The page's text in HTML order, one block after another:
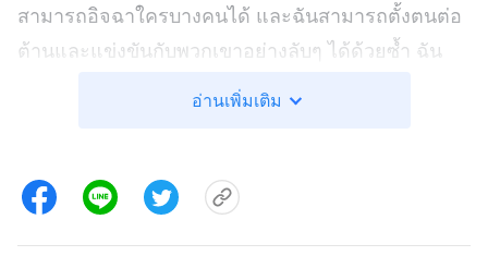
สามารถอิจฉาใครบางคนได้ และฉันสามารถตั้งตนต่อ
ต้านและแข่งขันกับพวกเขาอย่างลับๆ ได้ด้วยซ้ำ ฉัน
เป็นคนอย่างนั้นได้อย่างไร? ฉันโทรศัพท์หาน้องสาวคน
สามัคคีธรรมของเหล่าพี่น้องชายหญิงเกี่ยวกับพระ
อ่านเพิ่มเติม